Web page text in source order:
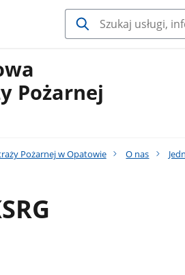
Pożarnej
Pożarnej w Opatowie O nas